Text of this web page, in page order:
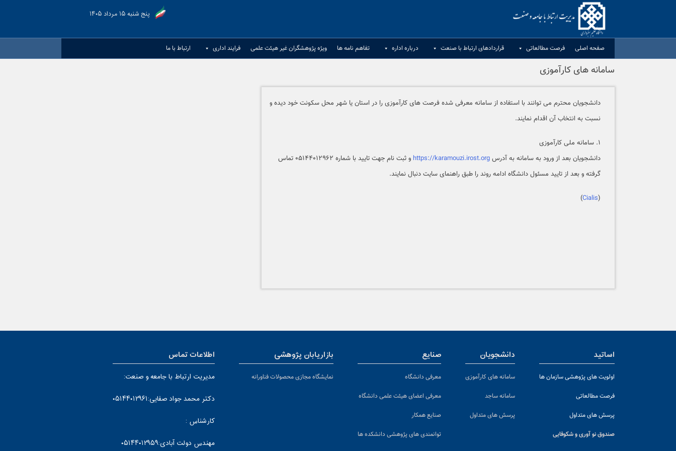
پنج شنبه ۱۵ مرداد ۱۴۰۵
صفحه اصلی فرصت مطالعاتی قراردادهای ارتباط با صنعت تفاهم نامه ها درباره اداره ویژه پژوهشگران غیر هیئت علمی فرایند اداری ارتباط با ما
سامانه های کارآموزی
دانشجویان محترم می توانند با استفاده از سامانه معرفی شده فرصت های کارآموزی را در استان یا شهر محل سکونت خود دیده و
نسبت به انتخاب آن اقدام نمایند.
۱. سامانه ملی کارآموزی
دانشجویان بعد از ورود به سامانه به آدرسhttps://karamouzi.irost.org
و ثبت نام جهت تایید با شماره ۰۵۱۴۴۰۱۲۹۶۲ تماس
گرفته و بعد از تایید مسئول دانشگاه ادامه روند را طبق راهنمای سایت دنبال نمایند.
(
Cialis
)
اساتید
اولویت های پژوهشی سازمان ها
فرصت مطالعاتی
پرسش های متداول
صندوق نو آوری و شکوفایی
دانشجویان
سامانه های کارآموزی
سامانه ساجد
پرسش های متداول
صنایع
معرفی دانشگاه
معرفی اعضای هیئت علمی دانشگاه
صنایع همکار
توانمندی های پژوهشی دانشکده ها
بازاریابان پژوهشی
نمایشگاه مجازی محصولات فناورانه
اطلاعات تماس
مدیریت ارتباط با جامعه و صنعت:
دکتر محمد جواد صفایی:۰۵۱۴۴۰۱۲۹۶۱
کارشناس :
مهندس دولت آبادی:۰۵۱۴۴۰۱۲۹۵۹